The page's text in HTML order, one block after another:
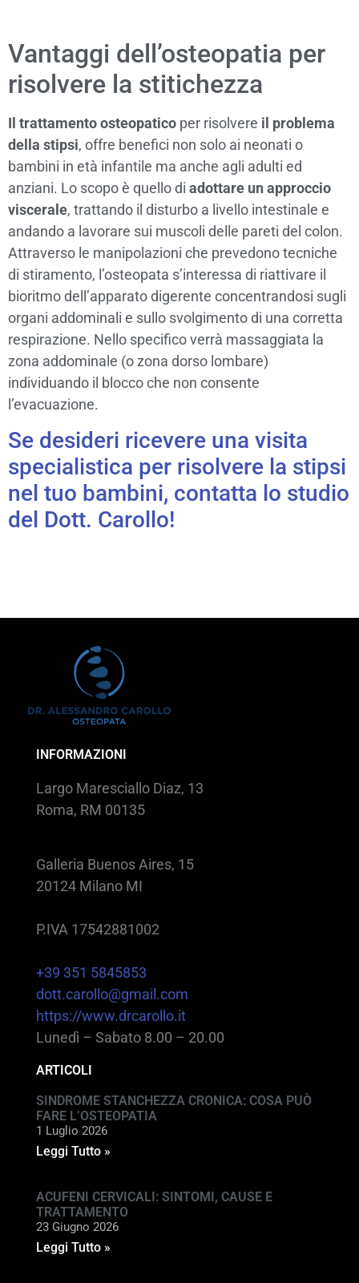
Vantaggi dell’osteopatia per
risolvere la stitichezza
Il trattamento osteopatico per risolvere il problema
della stipsi, offre benefici non solo ai neonati o
bambini in età infantile ma anche agli adulti ed
anziani. Lo scopo è quello di adottare un approccio
viscerale, trattando il disturbo a livello intestinale e
andando a lavorare sui muscoli delle pareti del colon.
Attraverso le manipolazioni che prevedono tecniche
di stiramento, l’osteopata s’interessa di riattivare il
bioritmo dell’apparato digerente concentrandosi sugli
organi addominali e sullo svolgimento di una corretta
respirazione. Nello specifico verrà massaggiata la
zona addominale (o zona dorso lombare)
individuando il blocco che non consente
l’evacuazione.
Se desideri ricevere una visita
specialistica per risolvere la stipsi
nel tuo bambini, contatta lo studio
del Dott. Carollo!
INFORMAZIONI
Largo Maresciallo Diaz, 13
Roma, RM 00135
Galleria Buenos Aires, 15
20124 Milano MI
P.IVA 17542881002
+39 351 5845853
dott.carollo@gmail.com
https://www.drcarollo.it
Lunedì – Sabato 8.00 – 20.00
ARTICOLI
SINDROME STANCHEZZA CRONICA: COSA PUÒ
FARE L’OSTEOPATIA
1 Luglio 2026
Leggi Tutto »
ACUFENI CERVICALI: SINTOMI, CAUSE E
TRATTAMENTO
23 Giugno 2026
Leggi Tutto »